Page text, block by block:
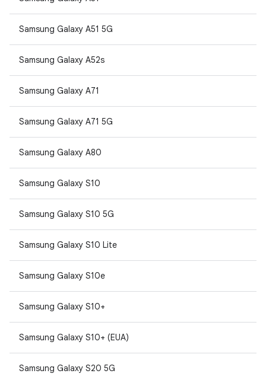
Samsung Galaxy A51 5G
Samsung Galaxy A52s
Samsung Galaxy A71
Samsung Galaxy A71 5G
Samsung Galaxy A80
Samsung Galaxy S10
Samsung Galaxy S10 5G
Samsung Galaxy S10 Lite
Samsung Galaxy S10e
Samsung Galaxy S10+
Samsung Galaxy S10+ (EUA)
Samsung Galaxy S20 5G